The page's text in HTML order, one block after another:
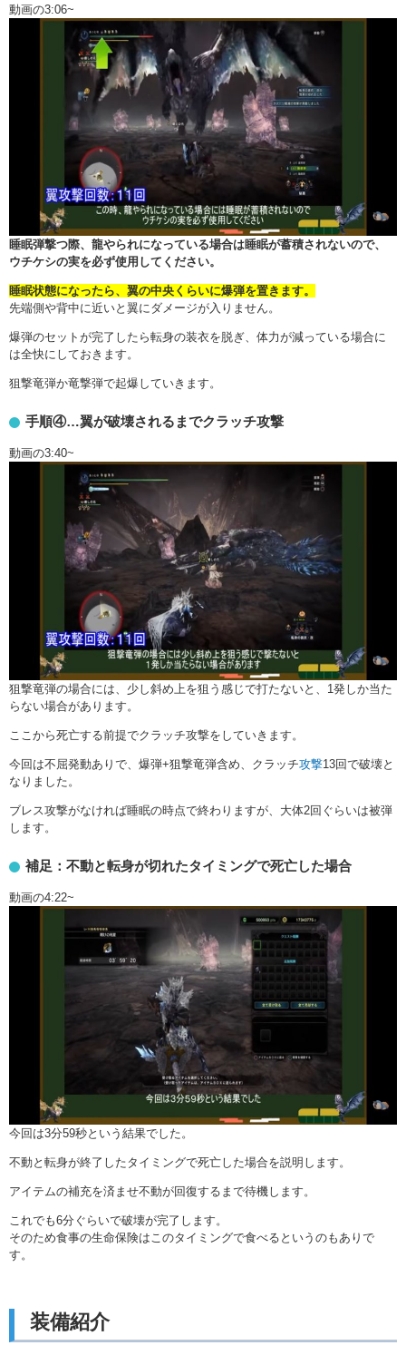
動画の3:06~
睡眠弾撃つ際、龍やられになっている場合は睡眠が蓄積されないので、
ウチケシの実を必ず使用してください。
睡眠状態になったら、翼の中央くらいに爆弾を置きます。
先端側や背中に近いと翼にダメージが入りません。
爆弾のセットが完了したら転身の装衣を脱ぎ、体力が減っている場合に
は全快にしておきます。
狙撃竜弾か竜撃弾で起爆していきます。
手順④…翼が破壊されるまでクラッチ攻撃
動画の3:40~
狙撃竜弾の場合には、少し斜め上を狙う感じで打たないと、1発しか当た
らない場合があります。
ここから死亡する前提でクラッチ攻撃をしていきます。
今回は不屈発動ありで、爆弾+狙撃竜弾含め、クラッチ攻撃13回で破壊と
なりました。
ブレス攻撃がなければ睡眠の時点で終わりますが、大体2回ぐらいは被弾
します。
補足：不動と転身が切れたタイミングで死亡した場合
動画の4:22~
今回は3分59秒という結果でした。
不動と転身が終了したタイミングで死亡した場合を説明します。
アイテムの補充を済ませ不動が回復するまで待機します。
これでも6分ぐらいで破壊が完了します。
そのため食事の生命保険はこのタイミングで食べるというのもありで
す。
装備紹介